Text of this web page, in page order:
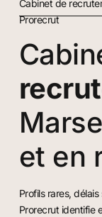
Cabinet de
Prorecrut
et en
Profils rares,
Prorecrut identifie